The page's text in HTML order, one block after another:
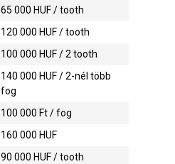
65 000 HUF / tooth
120 000 HUF / tooth
100 000 HUF / 2 tooth
140 000 HUF / 2-nél több
fog
100 000 Ft / fog
160 000 HUF
90 000 HUF / tooth